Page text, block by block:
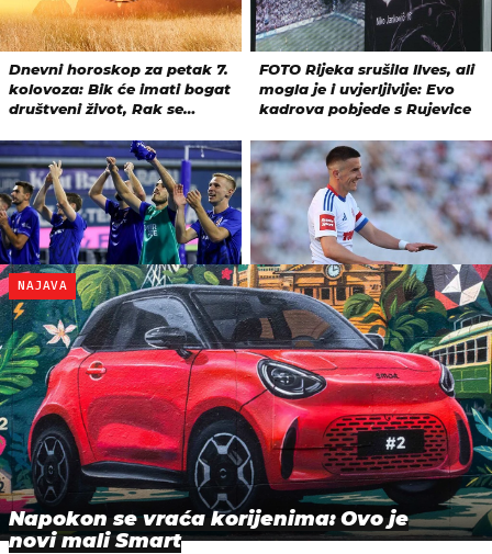
NAJAVA
Napokon se vraća korijenima: Ovo je
novi mali Smart